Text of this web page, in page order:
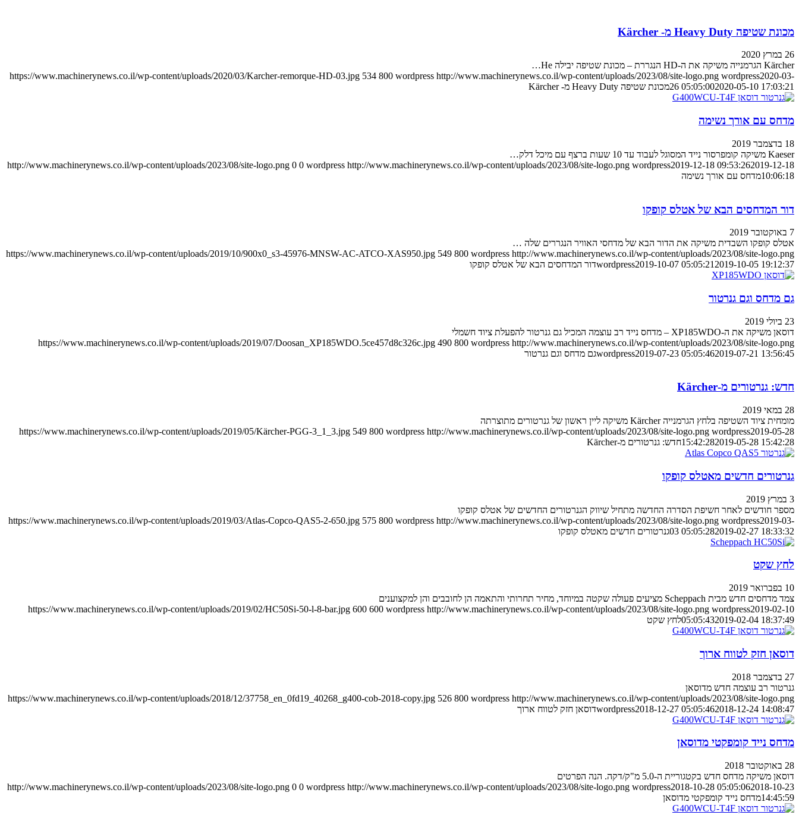
מכונת שטיפה Heavy Duty מ- Kärcher
26 במרץ 2020
Kärcher הגרמנייה משיקה את ה-HD הנגררת – מכונת שטיפה יבילה He…
https://www.machinerynews.co.il/wp-content/uploads/2020/03/Karcher-remorque-HD-03.jpg 534 800 wordpress http://www.machinerynews.co.il/wp-content/uploads/2023/08/site-logo.png wordpress2020-03-
26 05:05:002020-05-10 17:03:21 מכונת שטיפה Heavy Duty מ- Kärcher
מדחס עם אורך נשימה
18 בדצמבר 2019
Kaeser משיקה קומפרסור נייד המסוגל לעבוד עד 10 שעות ברצף עם מיכל דלק…
http://www.machinerynews.co.il/wp-content/uploads/2023/08/site-logo.png 0 0 wordpress http://www.machinerynews.co.il/wp-content/uploads/2023/08/site-logo.png wordpress2019-12-18 09:53:262019-12-18
10:06:18מדחס עם אורך נשימה
דור המדחסים הבא של אטלס קופקו
7 באוקטובר 2019
אטלס קופקו השבדית משיקה את הדור הבא של מדחסי האוויר הנגררים שלה …
https://www.machinerynews.co.il/wp-content/uploads/2019/10/900x0_s3-45976-MNSW-AC-ATCO-XAS950.jpg 549 800 wordpress http://www.machinerynews.co.il/wp-content/uploads/2023/08/site-logo.png
wordpress2019-10-07 05:05:21 2019-10-05 19:12:37 דור המדחסים הבא של אטלס קופקו
גם מדחס וגם גנרטור
23 ביולי 2019
דוסאן משיקה את ה-XP185WDO – מדחס נייד רב עוצמה המכיל גם גנרטור להפעלת ציוד חשמלי
https://www.machinerynews.co.il/wp-content/uploads/2019/07/Doosan_XP185WDO.5ce457d8c326c.jpg 490 800 wordpress http://www.machinerynews.co.il/wp-content/uploads/2023/08/site-logo.png
wordpress2019-07-23 05:05:462019-07-21 13:56:45 גם מדחס וגם גנרטור
חדש: גנרטורים מ-Kärcher
28 במאי 2019
מומחית ציוד השטיפה בלחץ הגרמנייה Kärcher משיקה ליין ראשון של גנרטורים מתוצרתה
https://www.machinerynews.co.il/wp-content/uploads/2019/05/Kärcher-PGG-3_1_3.jpg 549 800 wordpress http://www.machinerynews.co.il/wp-content/uploads/2023/08/site-logo.png wordpress2019-05-28
15:42:282019-05-28 15:42:28 חדש: גנרטורים מ-Kärcher
גנרטורים חדשים מאטלס קופקו
3 במרץ 2019
מספר חודשים לאחר חשיפת הסדרה החדשה מתחיל שיווק הגנרטורים החדשים של אטלס קופקו
https://www.machinerynews.co.il/wp-content/uploads/2019/03/Atlas-Copco-QAS5-2-650.jpg 575 800 wordpress http://www.machinerynews.co.il/wp-content/uploads/2023/08/site-logo.png wordpress2019-03-
03 05:05:282019-02-27 18:33:32 גנרטורים חדשים מאטלס קופקו
לחץ שקט
10 בפברואר 2019
צמד מדחסים חדש מבית Scheppach מציעים פעולה שקטה במיוחד, מחיר תחרותי והתאמה הן לחובבים והן למקצוענים
https://www.machinerynews.co.il/wp-content/uploads/2019/02/HC50Si-50-l-8-bar.jpg 600 600 wordpress http://www.machinerynews.co.il/wp-content/uploads/2023/08/site-logo.png wordpress2019-02-10
05:05:432019-02-04 18:37:49 לחץ שקט
דוסאן חזק לטווח ארוך
27 בדצמבר 2018
גנרטור רב עוצמה חדש מדוסאן
https://www.machinerynews.co.il/wp-content/uploads/2018/12/37758_en_0fd19_40268_g400-cob-2018-copy.jpg 526 800 wordpress http://www.machinerynews.co.il/wp-content/uploads/2023/08/site-logo.png
wordpress2018-12-27 05:05:462018-12-24 14:08:47 דוסאן חזק לטווח ארוך
מדחס נייד קומפקטי מדוסאן
28 באוקטובר 2018
דוסאן משיקה מדחס חדש בקטגוריית ה-5.0 מ"ק/דקה. הנה הפרטים
http://www.machinerynews.co.il/wp-content/uploads/2023/08/site-logo.png 0 0 wordpress http://www.machinerynews.co.il/wp-content/uploads/2023/08/site-logo.png wordpress2018-10-28 05:05:062018-10-23
14:45:59מדחס נייד קומפקטי מדוסאן